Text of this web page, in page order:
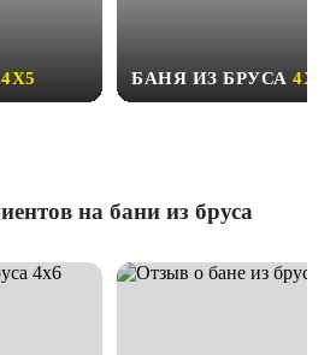
4Х5 БАНЯ ИЗ БРУСА 4Х6
на бани из бруса